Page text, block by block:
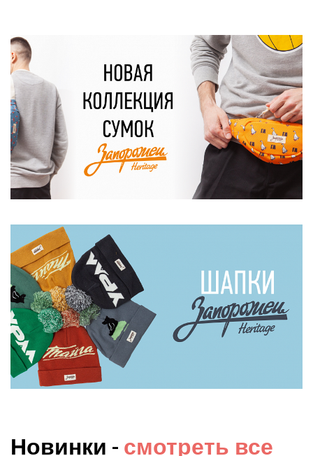
Новинки -смотреть все